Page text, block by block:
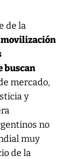
de la
movilización
buscan
mercado,
y
no
muy
de la